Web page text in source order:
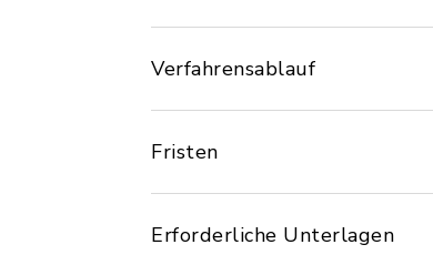
Verfahrensablauf
Fristen
Erforderliche Unterlagen